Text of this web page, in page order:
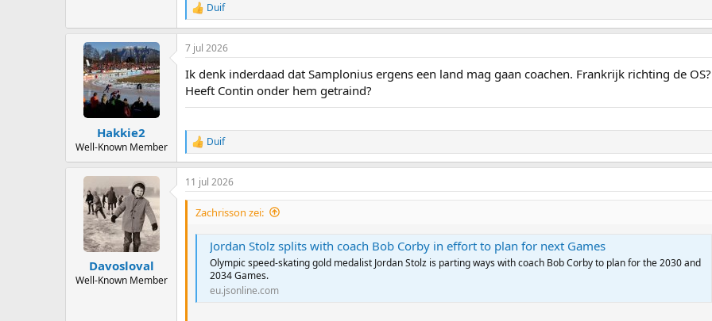
R
e
a
c
i
o
:
Duif
Hakkie2
Well-Known Member
7 jul 2026
Ik denk inderdaad dat Samplonius ergens een land mag gaan coachen. Frankrijk richting de OS?
Heeft Contin onder hem getraind?
R
e
a
c
t
n
Duif
Davosloval
Well-Known Member
11 jul 2026
Zachrisson zei:
Jordan Stolz splits with coach Bob Corby in effort to plan for next Games
Olympic speed-skating gold medalist Jordan Stolz is parting ways with coach Bob Corby to plan for the 2030 and
2034 Games.
eu.jsonline.com